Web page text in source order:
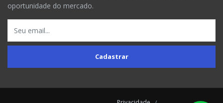
oportunidade do mercado.
Cadastrar